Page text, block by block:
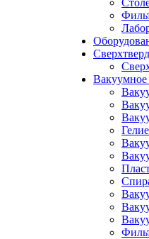
Вакуумное